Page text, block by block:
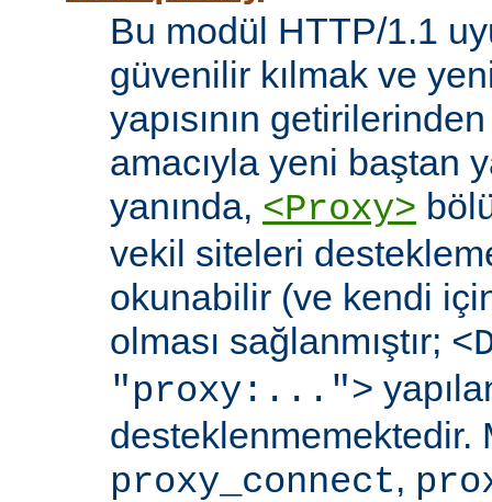
Bu modül HTTP/1.1
güvenilir kılmak ve
yapısının
amacıyla yeni baştan
yanında, <Proxy>
vekil siteleri
okunabilir (ve kendi
olması sağlanmıştır;
"proxy:...">
desteklenmemektedir.
proxy_connect,